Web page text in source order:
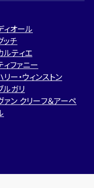
ィオール
ッチ
ルティエ
ィファニー
リー・ウィンストン
ルガリ
ァン クリーフ＆アーペ